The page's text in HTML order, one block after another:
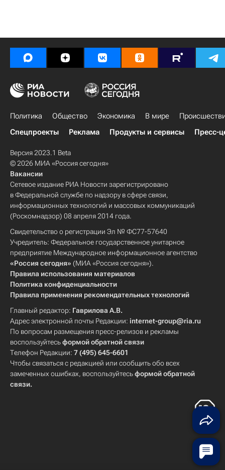
Политика Общество Экономика В мире
Спецпроекты
Реклама Продукты и сервисы Пресс-
Версия 2023.1 Beta
© 2026 МИА «Россия сегодня»
Вакансии
Сетевое издание РИА Новости зарегистрировано
в Федеральной службе по надзору в сфере связи,
информационных технологий и массовых коммуникаций
(Роскомнадзор) 08 апреля 2014 года.
Свидетельство о регистрации Эл № ФС77-57640
Учредитель: Федеральное государственное унитарное
предприятие Международное информационное агентство
«Россия сегодня» (МИА «Россия сегодня»).
Правила использования материалов
Политика конфиденциальности
Правила применения рекомендательных технологий
Главный редактор: Гаврилова А.В.
Адрес электронной почты Редакции: internet-group@ria.ru
По вопросам размещения пресс-релизов и рекламы
воспользуйтесьформой обратной связи
Телефон Редакции: 7 (495) 645-6601
Чтобы связаться с редакцией или сообщить обо всех
замеченных ошибках, воспользуйтесьформой обратной
связи.